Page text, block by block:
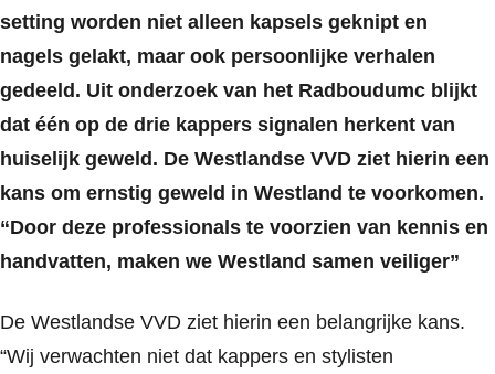
setting worden niet alleen kapsels geknipt en
nagels gelakt, maar ook persoonlijke verhalen
gedeeld. Uit onderzoek van het Radboudumc blijkt
dat één op de drie kappers signalen herkent van
huiselijk geweld. De Westlandse VVD ziet hierin een
kans om ernstig geweld in Westland te voorkomen.
“Door deze professionals te voorzien van kennis en
handvatten, maken we Westland samen veiliger”
De Westlandse VVD ziet hierin een belangrijke kans.
“Wij verwachten niet dat kappers en stylisten